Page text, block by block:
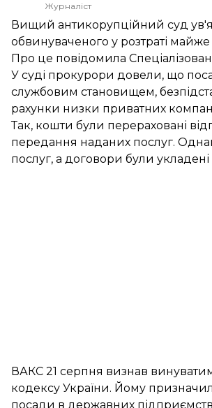
Журналіст
Вищий антикорупційний суд
обвинуваченого у розтраті
Про це повідомила
У суді прокурори довели, що
службовим становищем,
рахунки низки приватних
Так, кошти були перераховані
передання наданих послуг.
послуг, а договори були
ВАКС 21 серпня визнав
кодексу України. Йому
посади в державних